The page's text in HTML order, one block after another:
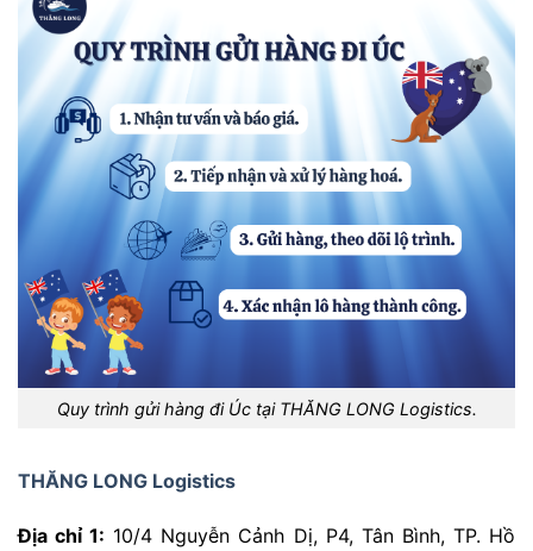
Quy trình gửi hàng đi Úc tại THĂNG LONG Logistics.
THĂNG LONG Logistics
Địa chỉ 1: 10/4 Nguyễn Cảnh Dị, P4, Tân Bình, TP. Hồ